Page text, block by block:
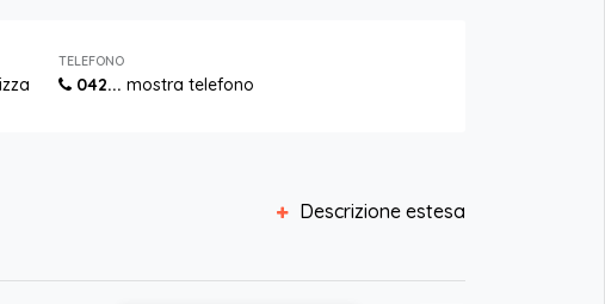
TELEFONO
042... mostra telefono
Descrizione estesa